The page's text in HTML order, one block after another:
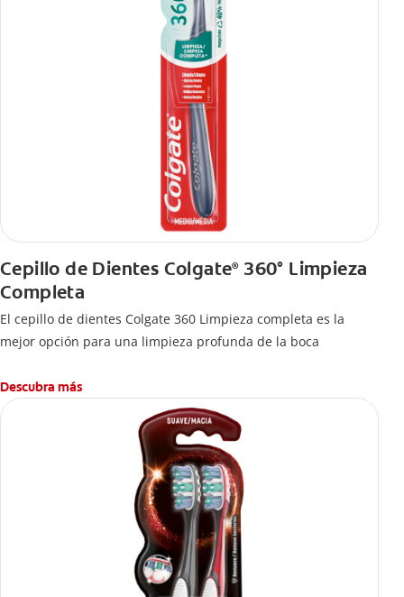
Cepillo de Dientes Colgate®360° Limpieza
Completa
El cepillo de dientes Colgate 360 Limpieza completa es la
mejor opción para una limpieza profunda de la boca
Descubra más